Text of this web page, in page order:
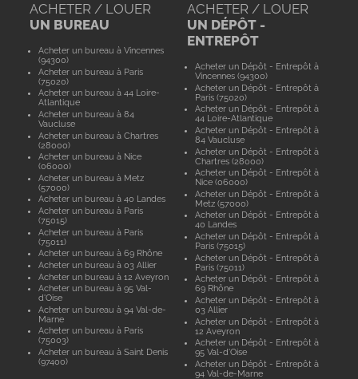
ACHETER / LOUER
UN BUREAU
Acheter un bureau à Vincennes
(94300)
Acheter un bureau à Paris
(75020)
Acheter un bureau à 44 Loire-
Atlantique
Acheter un bureau à 84
Vaucluse
Acheter un bureau à Chartres
(28000)
Acheter un bureau à Nice
(06000)
Acheter un bureau à Metz
(57000)
Acheter un bureau à 40 Landes
Acheter un bureau à Paris
(75015)
Acheter un bureau à Paris
(75011)
Acheter un bureau à 69 Rhône
Acheter un bureau à 03 Allier
Acheter un bureau à 12 Aveyron
Acheter un bureau à 95 Val-
d'Oise
Acheter un bureau à 94 Val-de-
Marne
Acheter un bureau à Paris
(75003)
Acheter un bureau à Saint Denis
(97400)
ACHETER / LOUER
UN DÉPÔT -
ENTREPÔT
Acheter un Dépôt - Entrepôt à
Vincennes (94300)
Acheter un Dépôt - Entrepôt à
Paris (75020)
Acheter un Dépôt - Entrepôt à
44 Loire-Atlantique
Acheter un Dépôt - Entrepôt à
84 Vaucluse
Acheter un Dépôt - Entrepôt à
Chartres (28000)
Acheter un Dépôt - Entrepôt à
Nice (06000)
Acheter un Dépôt - Entrepôt à
Metz (57000)
Acheter un Dépôt - Entrepôt à
40 Landes
Acheter un Dépôt - Entrepôt à
Paris (75015)
Acheter un Dépôt - Entrepôt à
Paris (75011)
Acheter un Dépôt - Entrepôt à
69 Rhône
Acheter un Dépôt - Entrepôt à
03 Allier
Acheter un Dépôt - Entrepôt à
12 Aveyron
Acheter un Dépôt - Entrepôt à
95 Val-d'Oise
Acheter un Dépôt - Entrepôt à
94 Val-de-Marne